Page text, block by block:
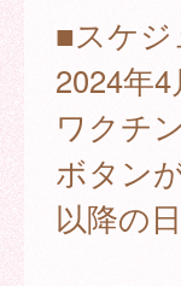
■スケジ
2024年
ワクチ
ボタン
以降の